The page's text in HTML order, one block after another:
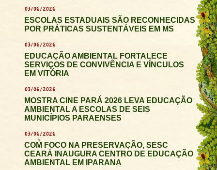
03/06/2026
ESCOLAS ESTADUAIS SÃO RECONHECIDAS
POR PRÁTICAS SUSTENTÁVEIS EM MS
03/06/2026
EDUCAÇÃO AMBIENTAL FORTALECE
SERVIÇOS DE CONVIVÊNCIA E VÍNCULOS
EM VITÓRIA
03/06/2026
MOSTRA CINE PARÁ 2026 LEVA EDUCAÇÃO
AMBIENTAL A ESCOLAS DE SEIS
MUNICÍPIOS PARAENSES
03/06/2026
COM FOCO NA PRESERVAÇÃO, SESC
CEARÁ INAUGURA CENTRO DE EDUCAÇÃO
AMBIENTAL EM IPARANA